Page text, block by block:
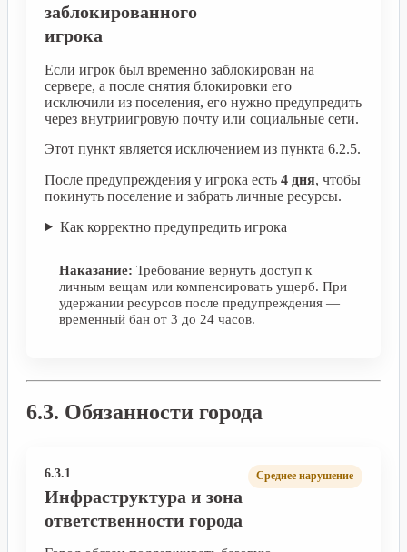
заблокированного
игрока
Если игрок был временно заблокирован на
сервере, а после снятия блокировки его
исключили из поселения, его нужно предупредить
через внутриигровую почту или социальные сети.
Этот пункт является исключением из пункта 6.2.5.
После предупреждения у игрока есть 4 дня, чтобы
покинуть поселение и забрать личные ресурсы.
Как корректно предупредить игрока
Наказание: Требование вернуть доступ к
личным вещам или компенсировать ущерб. При
удержании ресурсов после предупреждения —
временный бан от 3 до 24 часов.
6.3. Обязанности города
6.3.1
Инфраструктура и зона
ответственности города
Среднее нарушение